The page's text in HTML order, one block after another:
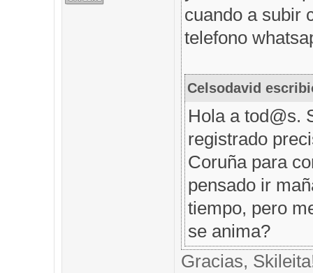
cuando a subir
telefono
Celsodavid
Hola a tod@s.
registrado
Coruña para
pensado ir
tiempo, pero
se anima?
Gracias,